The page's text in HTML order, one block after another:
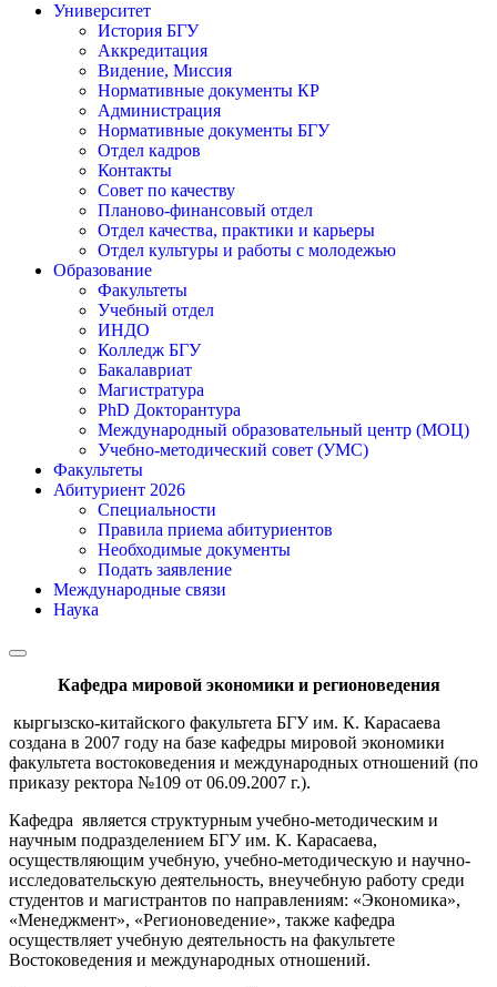
Университет
История БГУ
Аккредитация
Видение, Миссия
Нормативные документы КР
Администрация
Нормативные документы БГУ
Отдел кадров
Контакты
Совет по качеству
Планово-финансовый отдел
Отдел качества, практики и карьеры
Отдел культуры и работы с молодежью
Образование
Факультеты
Учебный отдел
ИНДО
Колледж БГУ
Бакалавриат
Магистратура
PhD Докторантура
Международный образовательный центр (МОЦ)
Учебно-методический совет (УМС)
Факультеты
Абитуриент 2026
Специальности
Правила приема абитуриентов
Необходимые документы
Подать заявление
Международные связи
Наука
Кафедра мировой экономики и регионоведения
кыргызско-китайского факультета БГУ им. К. Карасаева
создана в 2007 году на базе кафедры мировой экономики
факультета востоковедения и международных отношений (по
приказу ректора №109 от 06.09.2007 г.).
Кафедра является структурным учебно-методическим и
научным подразделением БГУ им. К. Карасаева,
осуществляющим учебную, учебно-методическую и научно-
исследовательскую деятельность, внеучебную работу среди
студентов и магистрантов по направлениям: «Экономика»,
«Менеджмент», «Регионоведение», также кафедра
осуществляет учебную деятельность на факультете
Востоковедения и международных отношений.